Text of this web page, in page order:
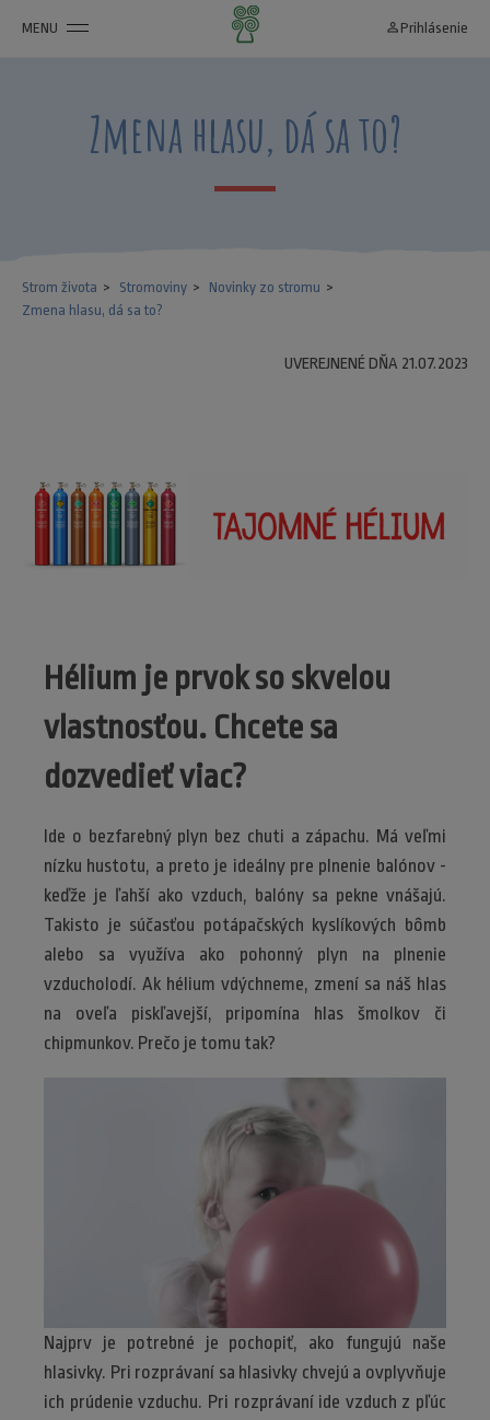
MENU person_outline Prihlásenie
Zmena hlasu, dá sa to?
Strom života Stromoviny
Novinky zo stromu
Zmena hlasu, dá sa to?
UVEREJNENÉ DŇA 21.07.2023
Hélium je prvok so skvelou
vlastnosťou. Chcete sa
dozvedieť viac?
Ide o bezfarebný plyn bez chuti a zápachu. Má veľmi
nízku hustotu, a preto je ideálny pre plnenie balónov -
keďže je ľahší ako vzduch, balóny sa pekne vnášajú.
Takisto je súčasťou potápačských kyslíkových bômb
alebo sa využíva ako pohonný plyn na plnenie
vzducholodí. Ak hélium vdýchneme, zmení sa náš hlas
na oveľa piskľavejší, pripomína hlas šmolkov či
chipmunkov. Prečo je tomu tak?
Najprv je potrebné je pochopiť, ako fungujú naše
hlasivky. Pri rozprávaní sa hlasivky chvejú a ovplyvňuje
ich prúdenie vzduchu. Pri rozprávaní ide vzduch z pľúc